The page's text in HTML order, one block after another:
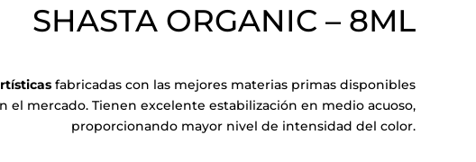
SHASTA ORGANIC – 8ML
fabricadas con las mejores materias primas disponibles
el mercado. Tienen excelente estabilización en medio acuoso,
proporcionando mayor nivel de intensidad del color.